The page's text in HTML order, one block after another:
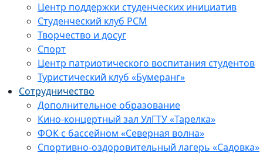
Центр поддержки студенческих инициатив
Студенческий клуб РСМ
Творчество и досуг
Спорт
Центр патриотического воспитания студентов
Туристический клуб «Бумеранг»
Сотрудничество
Дополнительное образование
Кино-концертный зал УлГТУ «Тарелка»
ФОК с бассейном «Северная волна»
Спортивно-оздоровительный лагерь «Садовка»